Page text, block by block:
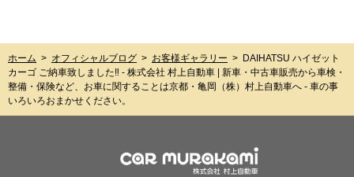
ホーム > オフィシャルブログ > お客様ギャラリー > DAIHATSU ハイゼット
カーゴ ご納車致しました‼︎ - 株式会社 村上自動車 | 新車・中古車販売から車検・
整備・保険など、お車に関することは京都・亀岡（株）村上自動車へ - 車の事
いろいろおまかせください。